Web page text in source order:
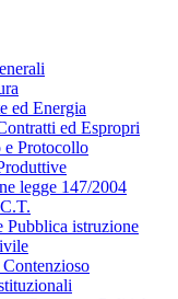
ed Energia
ed Espropri
Protocollo
legge 147/2004
Pubblica istruzione